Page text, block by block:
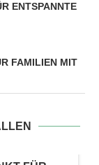
ENTSPANNTE
FAMILIEN MIT